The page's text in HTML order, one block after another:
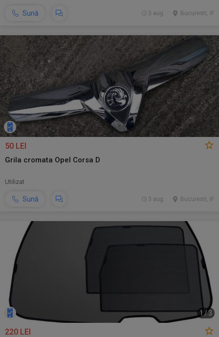
Sună Bucuresti, IF
3 aug.
50 LEI
Grila cromata Opel Corsa D
Utilizat
Sună Bucuresti, IF
3 aug.
1 /3
220 LEI